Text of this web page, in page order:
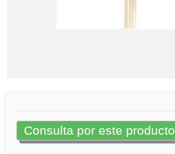
Consulta por este producto